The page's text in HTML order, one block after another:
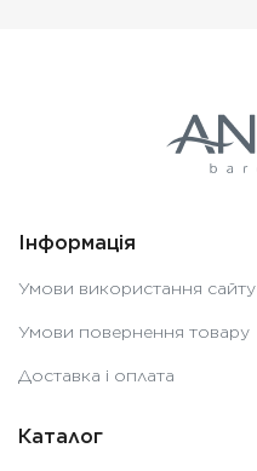
Інформація
Умови використання сайту
Умови повернення товару
Доставка і оплата
Каталог